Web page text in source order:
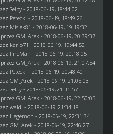
Selby- 2018-06-19, 18:44:02
Petecki - 2018-06-19, 18:49:26
Misiek81 - 2018-06-19, 19:19:32
GM_Arek - 2018-06-19, 20:39:37
karlo71 - 2018-06-19, 19:44:52
FireMan - 2018-06-19, 20:18:05
GM_Arek - 2018-06-19, 21:07:54
Petecki - 2018-06-19, 20:48:40
GM_Arek - 2018-06-19, 21:05:03
Selby- 2018-06-19, 21:31:57
GM_Arek - 2018-06-19, 22:50:05
waldi - 2018-06-19, 21:34:18
Hegemon - 2018-06-19, 22:31:34
GM_Arek - 2018-06-19, 22:46:27